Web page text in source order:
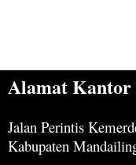
Alamat Kantor
Jalan Perintis
Kabupaten